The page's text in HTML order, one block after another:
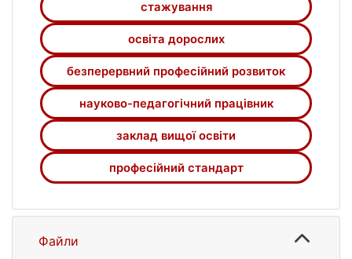
стажування
освіта дорослих
безперервний професійний розвиток
науково-педагогічний працівник
заклад вищої освіти
професійний стандарт
Файли